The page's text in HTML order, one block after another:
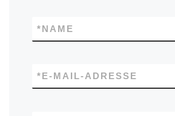
NAME
*
E-MAIL-ADRESSE
*